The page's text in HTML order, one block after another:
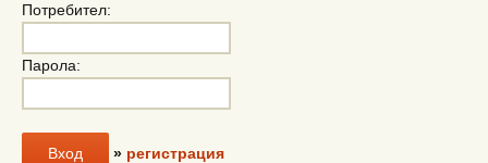
Потребител:
Парола:
» регистрация